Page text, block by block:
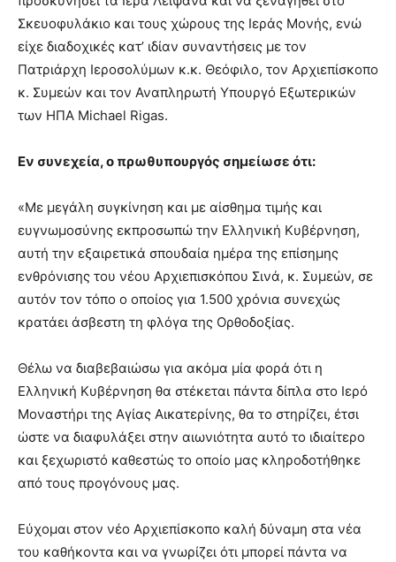
Σκευοφυλάκιο και τους χώρους της Ιεράς Μονής, ενώ
είχε διαδοχικές κατ’ ιδίαν συναντήσεις με τον
Πατριάρχη Ιεροσολύμων κ.κ. Θεόφιλο, τον Αρχιεπίσκοπο
κ. Συμεών και τον Αναπληρωτή Υπουργό Εξωτερικών
των ΗΠΑ Michael Rigas.
Εν συνεχεία, ο πρωθυπουργός σημείωσε ότι:
«Με μεγάλη συγκίνηση και με αίσθημα τιμής και
ευγνωμοσύνης εκπροσωπώ την Ελληνική Κυβέρνηση,
αυτή την εξαιρετικά σπουδαία ημέρα της επίσημης
ενθρόνισης του νέου Αρχιεπισκόπου Σινά, κ. Συμεών, σε
αυτόν τον τόπο ο οποίος για 1.500 χρόνια συνεχώς
κρατάει άσβεστη τη φλόγα της Ορθοδοξίας.
Θέλω να διαβεβαιώσω για ακόμα μία φορά ότι η
Ελληνική Κυβέρνηση θα στέκεται πάντα δίπλα στο Ιερό
Μοναστήρι της Αγίας Αικατερίνης, θα το στηρίζει, έτσι
ώστε να διαφυλάξει στην αιωνιότητα αυτό το ιδιαίτερο
και ξεχωριστό καθεστώς το οποίο μας κληροδοτήθηκε
από τους προγόνους μας.
Εύχομαι στον νέο Αρχιεπίσκοπο καλή δύναμη στα νέα
του καθήκοντα και να γνωρίζει ότι μπορεί πάντα να